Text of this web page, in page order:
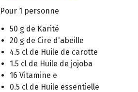
Pour 1 personne
50 g de Karité
20 g de Cire d'abeille
4.5 cl de Huile de carotte
1.5 cl de Huile de jojoba
16 Vitamine e
0.5 cl de Huile essentielle